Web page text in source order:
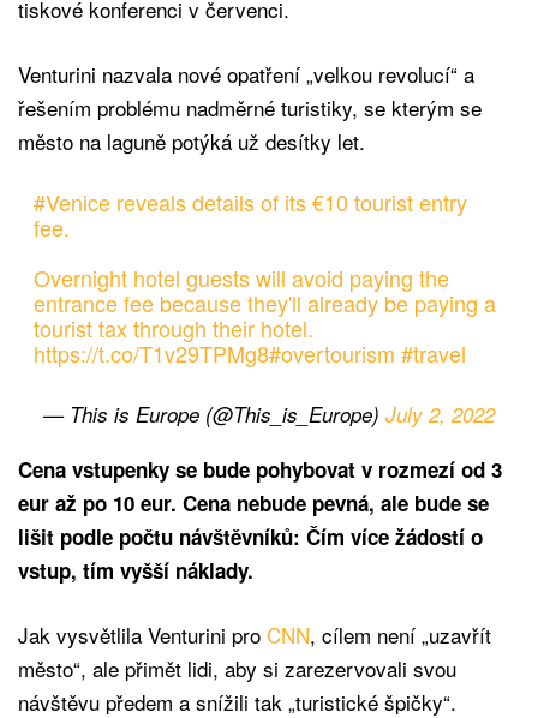
tiskové konferenci v červenci.
Venturini nazvala nové opatření „velkou revolucí“ a
řešením problému nadměrné turistiky, se kterým se
město na laguně potýká už desítky let.
#Venicereveals details of its €10 tourist entry
fee.
Overnight hotel guests will avoid paying the
entrance fee because they'll already be paying a
tourist tax through their hotel.
https://t.co/T1v29TPMg8#overtourism #travel
— This is Europe (@This_is_Europe) July 2, 2022
Cena vstupenky se bude pohybovat v rozmezí od 3
eur až po 10 eur. Cena nebude pevná, ale bude se
lišit podle počtu návštěvníků: Čím více žádostí o
vstup, tím vyšší náklady.
Jak vysvětlila Venturini pro CNN, cílem není „uzavřít
město“, ale přimět lidi, aby si zarezervovali svou
návštěvu předem a snížili tak „turistické špičky“.